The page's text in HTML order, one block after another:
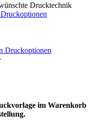
Drucktechnik
Druckoptionen
im Warenkorb